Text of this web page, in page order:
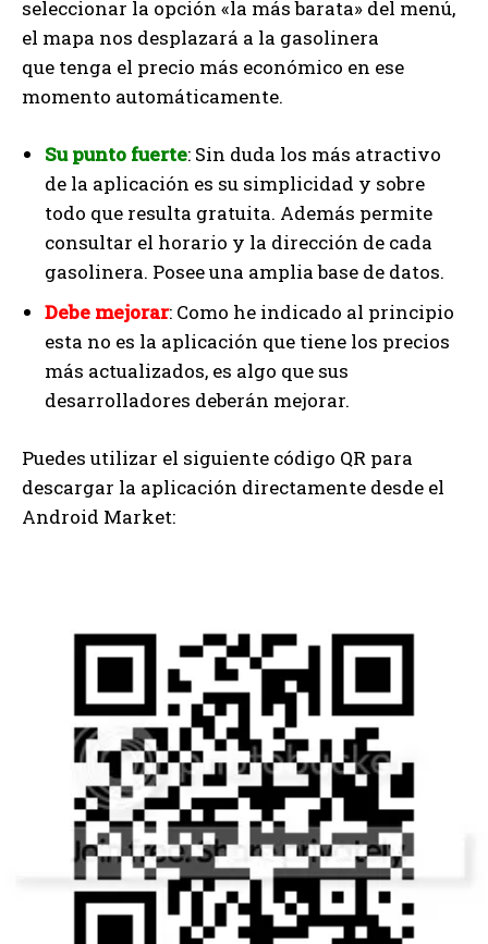
seleccionar la opción «la más barata» del menú,
el mapa nos desplazará a la gasolinera
que tenga el precio más económico en ese
momento automáticamente.
Su punto fuerte: Sin duda los más atractivo
de la aplicación es su simplicidad y sobre
todo que resulta gratuita. Además permite
consultar el horario y la dirección de cada
gasolinera. Posee una amplia base de datos.
Debe mejorar: Como he indicado al principio
esta no es la aplicación que tiene los precios
más actualizados, es algo que sus
desarrolladores deberán mejorar.
Puedes utilizar el siguiente código QR para
descargar la aplicación directamente desde el
Android Market: